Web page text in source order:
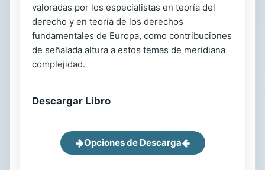
valoradas por los especialistas en teoría del
derecho y en teoría de los derechos
fundamentales de Europa, como contribuciones
de señalada altura a estos temas de meridiana
complejidad.
Descargar Libro
Opciones de Descarga